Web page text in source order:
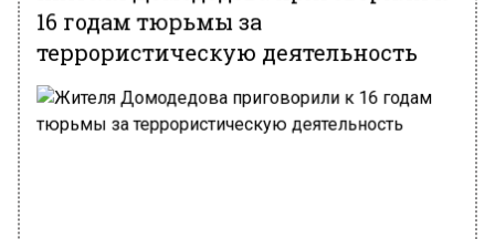
16 годам тюрьмы за
террористическую деятельность